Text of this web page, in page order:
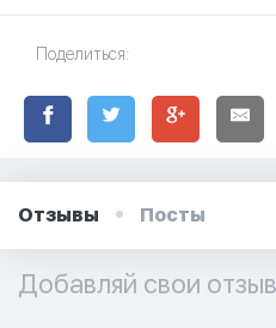
Поделиться:
Отзывы Посты
Добавляй свои